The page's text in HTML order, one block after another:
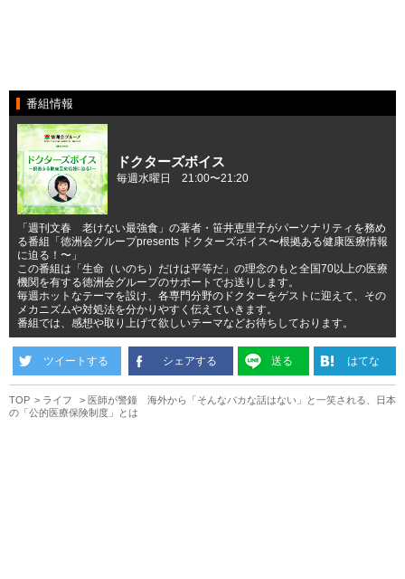
番組情報
ドクターズボイス
毎週水曜日 21:00〜21:20
「週刊文春 老けない最強食」の著者・笹井恵里子がパーソナリティを務め
る番組「徳洲会グループpresents ドクターズボイス〜根拠ある健康医療情報
に迫る！〜」
この番組は「生命（いのち）だけは平等だ」の理念のもと全国70以上の医療
機関を有する徳洲会グループのサポートでお送りします。
毎週ホットなテーマを設け、各専門分野のドクターをゲストに迎えて、その
メカニズムや対処法を分かりやすく伝えていきます。
番組では、感想や取り上げて欲しいテーマなどお待ちしております。
ツイートする シェアする 送る はてな
TOP ライフ
医師が警鐘 海外から「そんなバカな話はない」と一笑される、日本
の「公的医療保険制度」とは